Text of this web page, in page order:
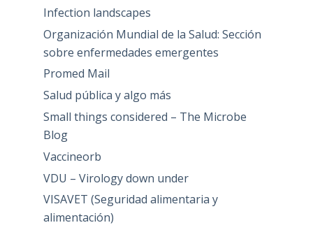
Infection landscapes
Organización Mundial de la Salud: Sección
sobre enfermedades emergentes
Promed Mail
Salud pública y algo más
Small things considered – The Microbe
Blog
Vaccineorb
VDU – Virology down under
VISAVET (Seguridad alimentaria y
alimentación)